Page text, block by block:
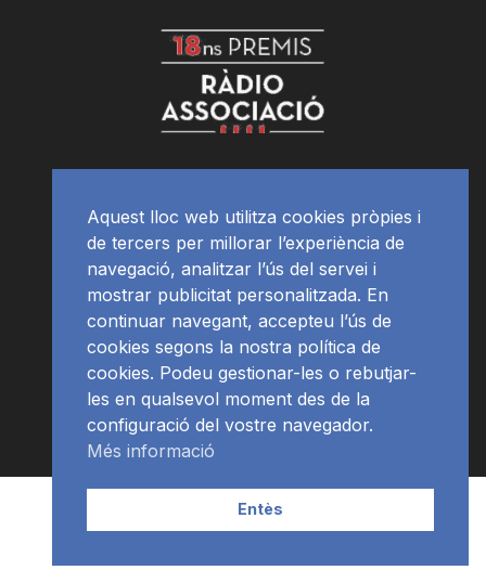
APP Programació
Aquest lloc web utilitza cookies pròpies i
de tercers per millorar l’experiència de
navegació, analitzar l’ús del servei i
mostrar publicitat personalitzada. En
continuar navegant, accepteu l’ús de
cookies segons la nostra política de
cookies. Podeu gestionar-les o rebutjar-
les en qualsevol moment des de la
configuració del vostre navegador.
Més informació
Entès